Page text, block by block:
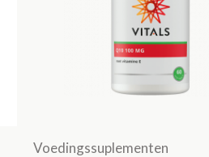
Voedingssuplementen